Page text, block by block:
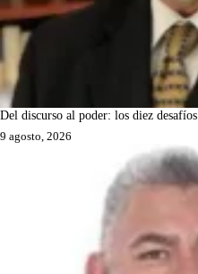
Del discurso al poder: los diez
9 agosto, 2026